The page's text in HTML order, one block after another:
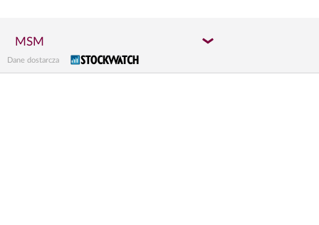
MSM
Dane dostarcza